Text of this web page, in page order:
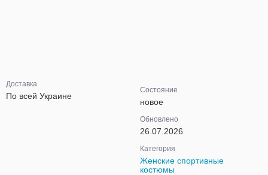
Доставка
По всей Украине
Состояние
новое
Обновлено
26.07.2026
Категория
Женские спортивные
костюмы